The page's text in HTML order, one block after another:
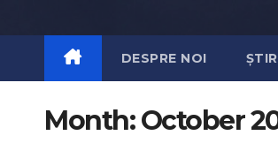
DESPRE NOI
Month:October